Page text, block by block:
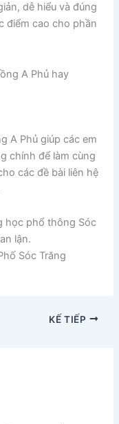
dễ hiểu và đúng
điểm cao cho phần
A Phủ giúp các em
chính để làm cùng
các đề bài liên hệ
học phổ thông Sóc
lận.
Sóc Trăng
KẾ TIẾP